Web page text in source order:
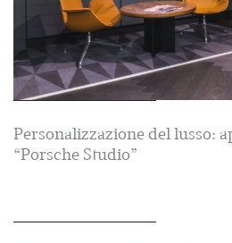
Personalizzazione del lusso:
“Porsche Studio”